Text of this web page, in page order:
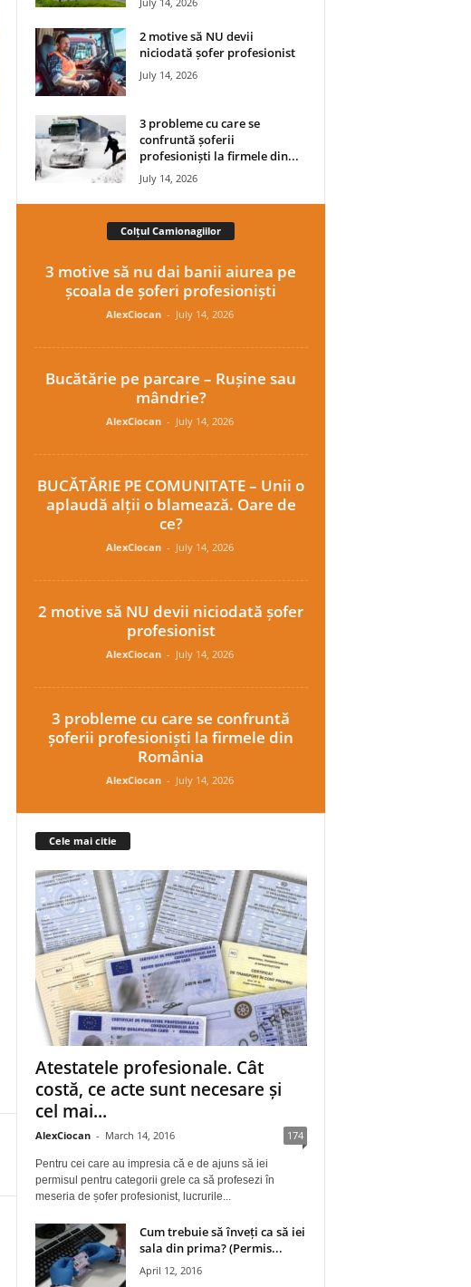
2 motive să NU devii
niciodată șofer profesionist
July 14, 2026
3 probleme cu care se
confruntă șoferii
profesioniști la firmele din...
July 14, 2026
Colțul Camionagiilor
3 motive să nu dai banii aiurea pe
școala de șoferi profesioniști
AlexCiocan - July 14, 2026
Bucătărie pe parcare – Rușine sau
mândrie?
AlexCiocan - July 14, 2026
BUCĂTĂRIE PE COMUNITATE – Unii o
aplaudă alții o blamează. Oare de
ce?
AlexCiocan - July 14, 2026
2 motive să NU devii niciodată șofer
profesionist
AlexCiocan - July 14, 2026
3 probleme cu care se confruntă
șoferii profesioniști la firmele din
România
AlexCiocan - July 14, 2026
Cele mai citie
Atestatele profesionale. Cât
costă, ce acte sunt necesare și
cel mai...
AlexCiocan - March 14, 2016 174
Pentru cei care au impresia că e de ajuns să iei
permisul pentru categorii grele ca să profesezi în
meseria de șofer profesionist, lucrurile...
Cum trebuie să înveți ca să iei
sala din prima? (Permis...
April 12, 2016